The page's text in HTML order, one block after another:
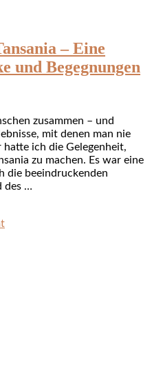
– Eine
und Begegnungen
zusammen – und
mit denen man nie
ich die Gelegenheit,
zu machen. Es war eine
die beeindruckenden
des …